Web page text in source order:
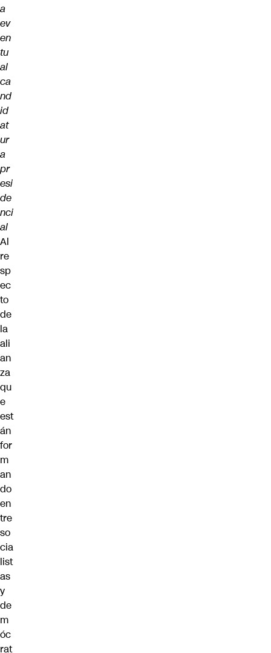
a
ev
en
tu
al
ca
nd
id
at
ur
a
pr
esi
de
nci
al
Al
re
sp
ec
to
de
la
ali
an
za
qu
e
est
án
for
m
an
do
en
tre
so
cia
list
as
y
de
m
óc
rat